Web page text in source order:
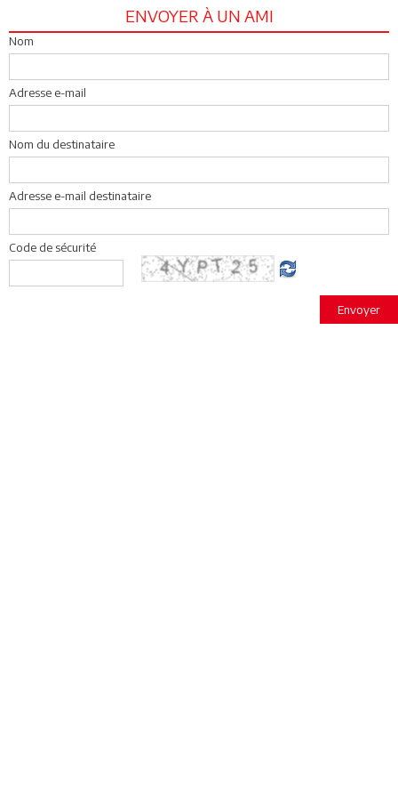
ENVOYER À UN AMI
Nom
Adresse e-mail
Nom du destinataire
Adresse e-mail destinataire
Code de sécurité
Envoyer